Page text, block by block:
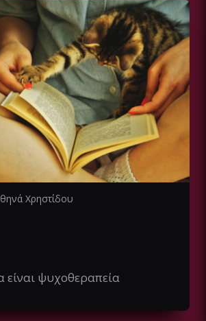
Χρηστίδου
είναι ψυχοθεραπεία